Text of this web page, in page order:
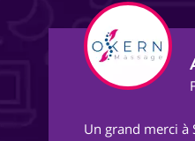
Un grand merci à